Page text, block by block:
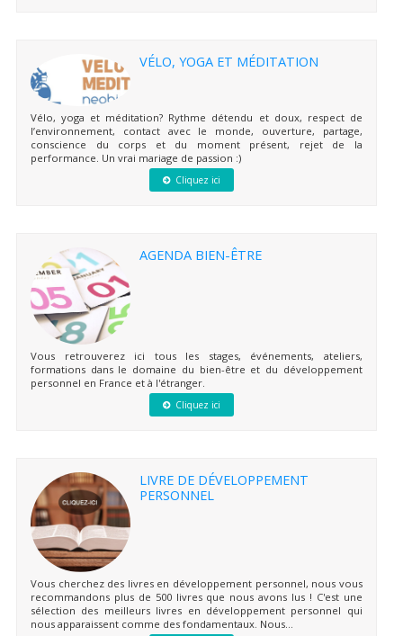
VÉLO, YOGA ET MÉDITATION
Vélo, yoga et méditation? Rythme détendu et doux, respect de
l’environnement, contact avec le monde, ouverture, partage,
conscience du corps et du moment présent, rejet de la
performance. Un vrai mariage de passion :)
Cliquez ici
AGENDA BIEN-ÊTRE
Vous retrouverez ici tous les stages, événements, ateliers,
formations dans le domaine du bien-être et du développement
personnel en France et à l'étranger.
Cliquez ici
LIVRE DE DÉVELOPPEMENT
PERSONNEL
Vous cherchez des livres en développement personnel, nous vous
recommandons plus de 500 livres que nous avons lus ! C'est une
sélection des meilleurs livres en développement personnel qui
nous apparaissent comme des fondamentaux. Nous...